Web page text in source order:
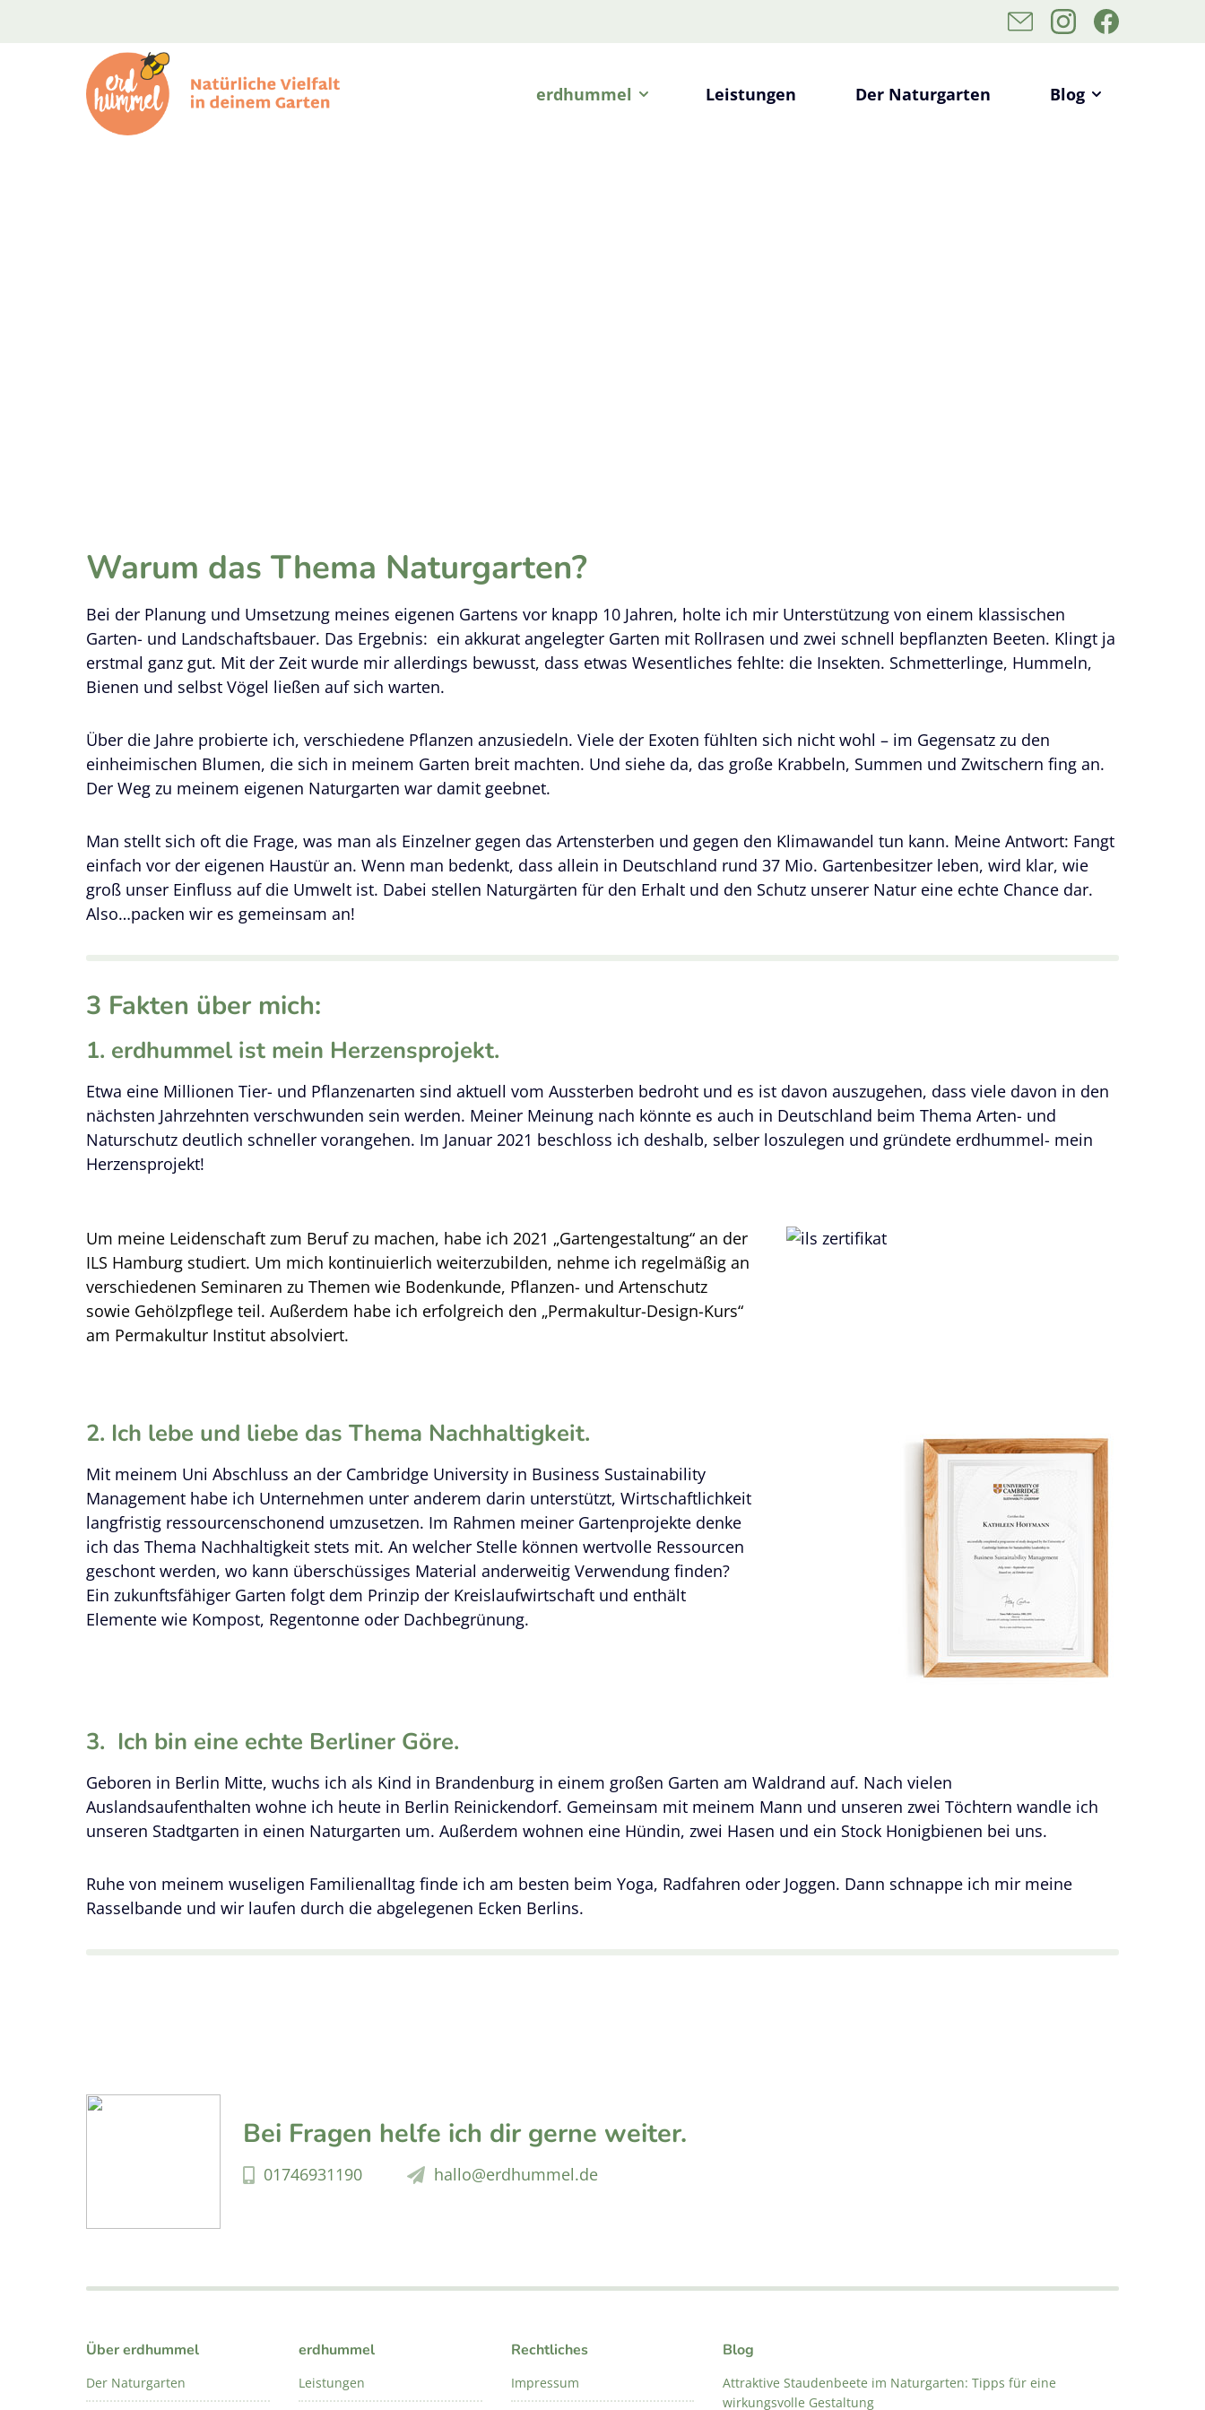
erdhummel Leistungen Der Naturgarten Blog
Warum das Thema Naturgarten?
Bei der Planung und Umsetzung meines eigenen Gartens vor knapp 10 Jahren, holte ich mir Unterstützung von einem klassischen
Garten- und Landschaftsbauer. Das Ergebnis: ein akkurat angelegter Garten mit Rollrasen und zwei schnell bepflanzten Beeten. Klingt ja
erstmal ganz gut. Mit der Zeit wurde mir allerdings bewusst, dass etwas Wesentliches fehlte: die Insekten. Schmetterlinge, Hummeln,
Bienen und selbst Vögel ließen auf sich warten.
Über die Jahre probierte ich, verschiedene Pflanzen anzusiedeln. Viele der Exoten fühlten sich nicht wohl – im Gegensatz zu den
einheimischen Blumen, die sich in meinem Garten breit machten. Und siehe da, das große Krabbeln, Summen und Zwitschern fing an.
Der Weg zu meinem eigenen Naturgarten war damit geebnet.
Man stellt sich oft die Frage, was man als Einzelner gegen das Artensterben und gegen den Klimawandel tun kann. Meine Antwort: Fangt
einfach vor der eigenen Haustür an. Wenn man bedenkt, dass allein in Deutschland rund 37 Mio. Gartenbesitzer leben, wird klar, wie
groß unser Einfluss auf die Umwelt ist. Dabei stellen Naturgärten für den Erhalt und den Schutz unserer Natur eine echte Chance dar.
Also…packen wir es gemeinsam an!
3 Fakten über mich:
1. erdhummel ist mein Herzensprojekt.
Etwa eine Millionen Tier- und Pflanzenarten sind aktuell vom Aussterben bedroht und es ist davon auszugehen, dass viele davon in den
nächsten Jahrzehnten verschwunden sein werden. Meiner Meinung nach könnte es auch in Deutschland beim Thema Arten- und
Naturschutz deutlich schneller vorangehen. Im Januar 2021 beschloss ich deshalb, selber loszulegen und gründete erdhummel- mein
Herzensprojekt!
Um meine Leidenschaft zum Beruf zu machen, habe ich 2021 „Gartengestaltung“ an der
ILS Hamburg studiert. Um mich kontinuierlich weiterzubilden, nehme ich regelmäßig an
verschiedenen Seminaren zu Themen wie Bodenkunde, Pflanzen- und Artenschutz
sowie Gehölzpflege teil. Außerdem habe ich erfolgreich den „Permakultur-Design-Kurs“
am Permakultur Institut absolviert.
2. Ich lebe und liebe das Thema Nachhaltigkeit.
Mit meinem Uni Abschluss an der Cambridge University in Business Sustainability
Management habe ich Unternehmen unter anderem darin unterstützt, Wirtschaftlichkeit
langfristig ressourcenschonend umzusetzen. Im Rahmen meiner Gartenprojekte denke
ich das Thema Nachhaltigkeit stets mit. An welcher Stelle können wertvolle Ressourcen
geschont werden, wo kann überschüssiges Material anderweitig Verwendung finden?
Ein zukunftsfähiger Garten folgt dem Prinzip der Kreislaufwirtschaft und enthält
Elemente wie Kompost, Regentonne oder Dachbegrünung.
3. Ich bin eine echte Berliner Göre.
Geboren in Berlin Mitte, wuchs ich als Kind in Brandenburg in einem großen Garten am Waldrand auf. Nach vielen
Auslandsaufenthalten wohne ich heute in Berlin Reinickendorf. Gemeinsam mit meinem Mann und unseren zwei Töchtern wandle ich
unseren Stadtgarten in einen Naturgarten um. Außerdem wohnen eine Hündin, zwei Hasen und ein Stock Honigbienen bei uns.
Ruhe von meinem wuseligen Familienalltag finde ich am besten beim Yoga, Radfahren oder Joggen. Dann schnappe ich mir meine
Rasselbande und wir laufen durch die abgelegenen Ecken Berlins.
Bei Fragen helfe ich dir gerne weiter.
01746931190 hallo@erdhummel.de
Über erdhummel
Der Naturgarten
erdhummel
Leistungen
Rechtliches
Impressum
Blog
Attraktive Staudenbeete im Naturgarten: Tipps für eine
wirkungsvolle Gestaltung